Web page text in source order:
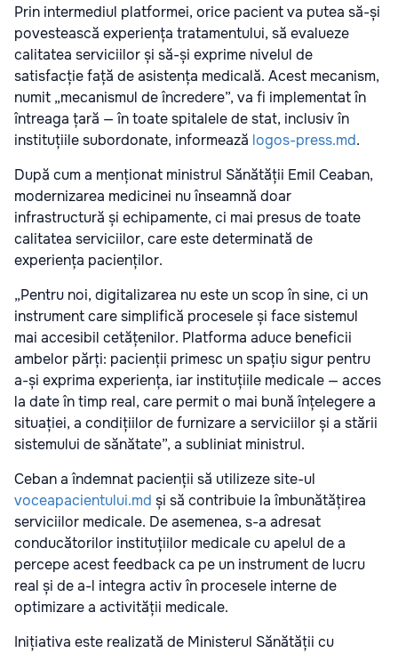
Prin intermediul platformei, orice pacient va putea să-și
povestească experiența tratamentului, să evalueze
calitatea serviciilor și să-și exprime nivelul de
satisfacție față de asistența medicală. Acest mecanism,
numit „mecanismul de încredere”, va fi implementat în
întreaga țară — în toate spitalele de stat, inclusiv în
instituțiile subordonate, informează logos-press.md.
După cum a menționat ministrul Sănătății Emil Ceaban,
modernizarea medicinei nu înseamnă doar
infrastructură și echipamente, ci mai presus de toate
calitatea serviciilor, care este determinată de
experiența pacienților.
„Pentru noi, digitalizarea nu este un scop în sine, ci un
instrument care simplifică procesele și face sistemul
mai accesibil cetățenilor. Platforma aduce beneficii
ambelor părți: pacienții primesc un spațiu sigur pentru
a-și exprima experiența, iar instituțiile medicale — acces
la date în timp real, care permit o mai bună înțelegere a
situației, a condițiilor de furnizare a serviciilor și a stării
sistemului de sănătate”, a subliniat ministrul.
Ceban a îndemnat pacienții să utilizeze site-ul
voceapacientului.md și să contribuie la îmbunătățirea
serviciilor medicale. De asemenea, s-a adresat
conducătorilor instituțiilor medicale cu apelul de a
percepe acest feedback ca pe un instrument de lucru
real și de a-l integra activ în procesele interne de
optimizare a activității medicale.
Inițiativa este realizată de Ministerul Sănătății cu